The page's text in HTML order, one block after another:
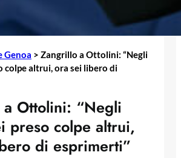
Genoa > Zangrillo a Ottolini: “Negli
colpe altrui, ora sei libero di
Ottolini: “Negli
preso colpe altrui,
di esprimerti”